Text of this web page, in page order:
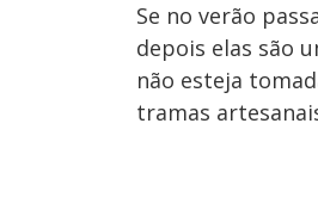
Se no verão
depois elas são
não esteja
tramas